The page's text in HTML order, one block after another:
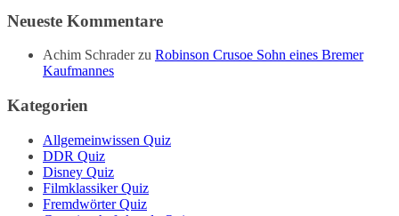
Neueste Kommentare
Achim Schraderzu Robinson Crusoe Sohn eines Bremer
Kaufmannes
Kategorien
Allgemeinwissen Quiz
DDR Quiz
Disney Quiz
Filmklassiker Quiz
Fremdwörter Quiz